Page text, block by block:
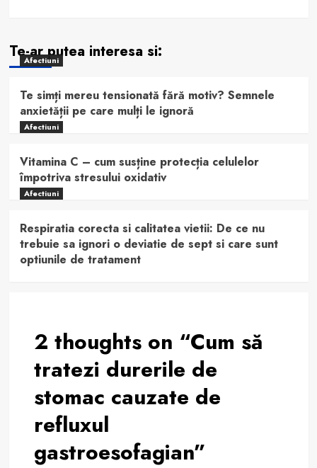
Te-ar putea interesa si:
Afectiuni
Te simți mereu tensionată fără motiv? Semnele
anxietății pe care mulți le ignoră
Afectiuni
Vitamina C – cum susține protecția celulelor
împotriva stresului oxidativ
Afectiuni
Respiratia corecta si calitatea vietii: De ce nu
trebuie sa ignori o deviatie de sept si care sunt
optiunile de tratament
2 thoughts on “Cum să
tratezi durerile de
stomac cauzate de
refluxul
gastroesofagian”